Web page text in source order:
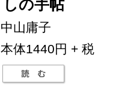
しの手帖
中山庸子
本体1440円 + 税